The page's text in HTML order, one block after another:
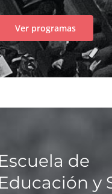
Ver programas
Escuela de
Educación y